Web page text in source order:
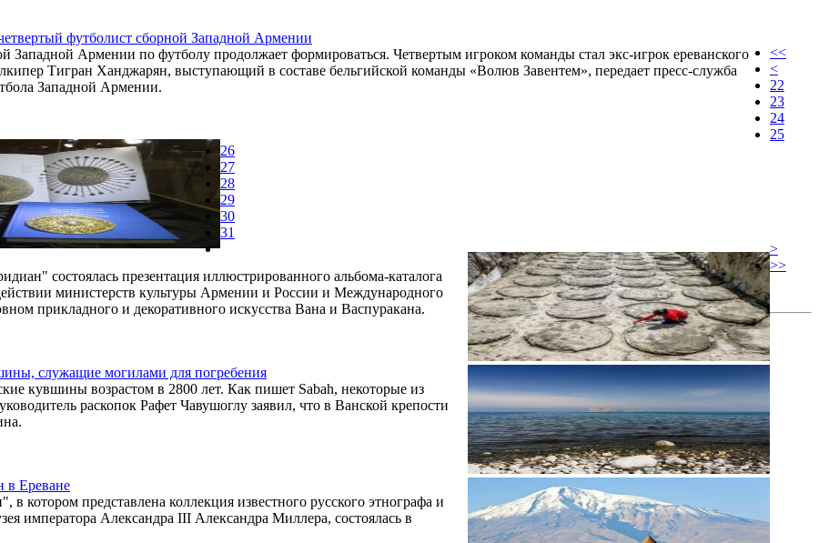
футболист сборной Западной Армении
Западной Армении по футболу продолжает формироваться. Четвертым игроком команды стал экс-игрок ереванского
Тигран Ханджарян, выступающий в составе бельгийской команды «Волюв Завентем», передает пресс-служба
Западной Армении.
состоялась презентация иллюстрированного альбома-каталога
министерств культуры Армении и России и Международного
прикладного и декоративного искусства Вана и Васпуракана.
служащие могилами для погребения
кувшины возрастом в 2800 лет. Как пишет Sabah, некоторые из
раскопок Рафет Чавушоглу заявил, что в Ванской крепости
в Ереване
котором представлена коллекция известного русского этнографа и
императора Александра III Александра Миллера, состоялась в
<<
<
22
23
24
25
26
27
28
29
30
31
>
>>